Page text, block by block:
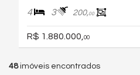
4 3 200,00
R$ 1.880.000, 00
48imóveis encontrados